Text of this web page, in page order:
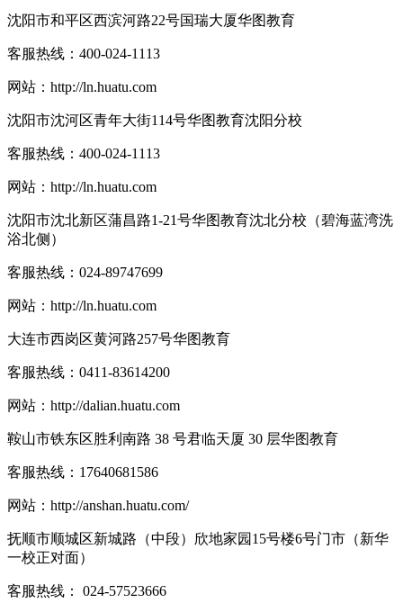
沈阳市和平区西滨河路22号国瑞大厦华图教育
客服热线： 400-024-1113
网站： http://ln.huatu.com
沈阳市沈河区青年大街114号华图教育沈阳分校
客服热线： 400-024-1113
网站： http://ln.huatu.com
沈阳市沈北新区蒲昌路1-21号华图教育沈北分校（碧海蓝湾洗
浴北侧）
客服热线： 024-89747699
网站： http://ln.huatu.com
大连市西岗区黄河路257号华图教育
客服热线： 0411-83614200
网站： http://dalian.huatu.com
鞍山市铁东区胜利南路 38 号君临天厦 30 层华图教育
客服热线： 17640681586
网站： http://anshan.huatu.com/
抚顺市顺城区新城路（中段）欣地家园15号楼6号门市（新华
一校正对面）
客服热线： 024-57523666